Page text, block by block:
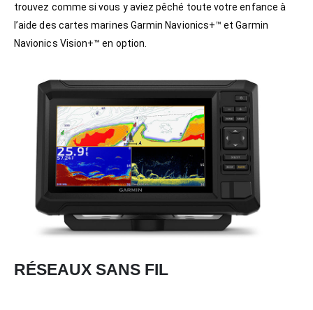
trouvez comme si vous y aviez pêché toute votre enfance à
l’aide des cartes marines Garmin Navionics+™ et Garmin
Navionics Vision+™ en option.
RÉSEAUX SANS FIL